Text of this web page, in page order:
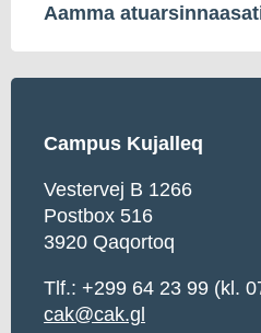
Aamma
Campus Kujalleq
Vestervej B 1266
Postbox 516
3920 Qaqortoq
Tlf.: +299 64 23 99 (kl.
cak@cak.gl